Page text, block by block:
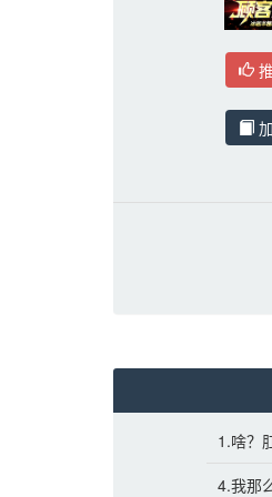
1.啥？
4.我那